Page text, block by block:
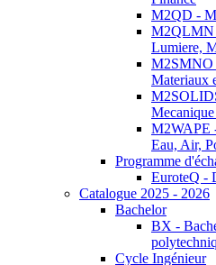
M2QD -
M2QLMN
Lumiere,
M2SMNO
Materiaux
M2WAPE
Eau, Air,
Programme
EuroteQ -
Catalogue 2025 - 2026
Bachelor
BX -
Cycle Ingénieur